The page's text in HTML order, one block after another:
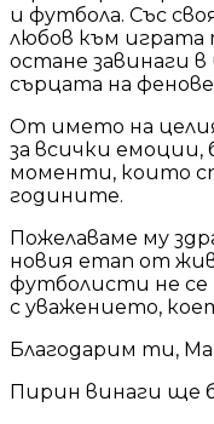
и футбола. Със
любов към играта
остане завинаги
сърцата на
От името на
за всички емоции,
моменти, които
годините.
Пожелаваме му
новия етап от
футболисти не се
с уважението,
Благодарим ти,
Пирин винаги ще